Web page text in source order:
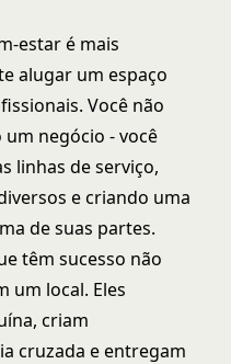
estar é mais
alugar um espaço
Você não
negócio - você
linhas de serviço,
e criando uma
de suas partes.
têm sucesso não
um local. Eles
criam
cruzada e entregam